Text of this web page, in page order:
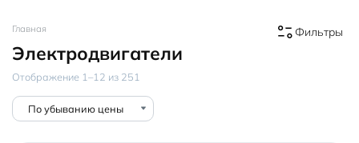
Главная
Электродвигатели
Отображение 1–12 из 251
убыванию
Фильтры